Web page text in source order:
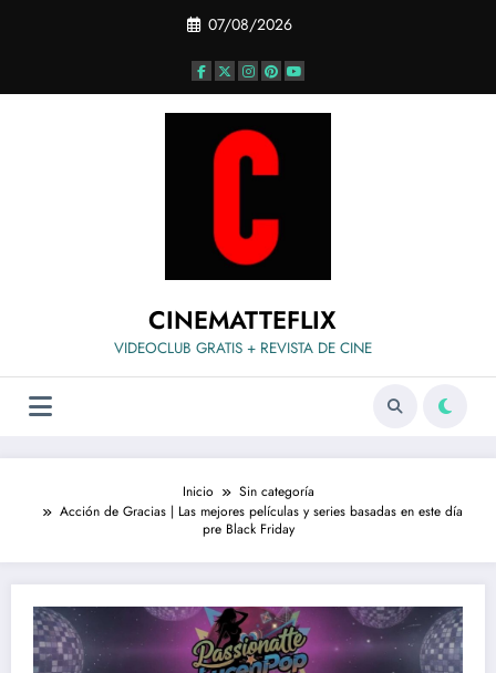
07/08/2026
CINEMATTEFLIX
VIDEOCLUB GRATIS + REVISTA DE CINE
Inicio
Sin categoría
Acción de Gracias | Las mejores películas y series basadas en este día
pre Black Friday